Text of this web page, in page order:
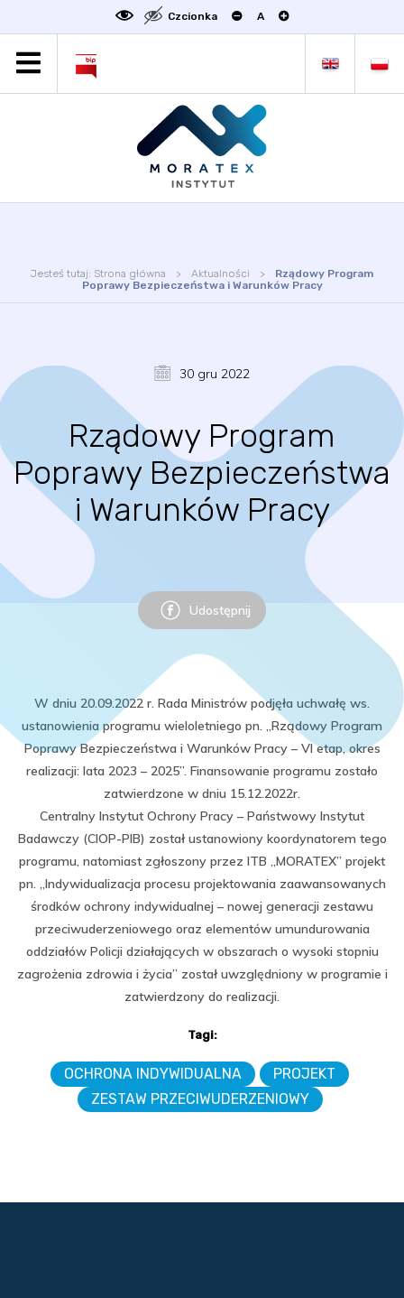
Czcionka A
SCIENCE4BUSINESS
Jesteś tutaj: Strona główna Aktualności
Rządowy Program
Poprawy Bezpieczeństwa i Warunków Pracy
30 gru 2022
Rządowy Program
Poprawy Bezpieczeństwa
i Warunków Pracy
Udostępnij
W dniu 20.09.2022 r. Rada Ministrów podjęła uchwałę ws.
ustanowienia programu wieloletniego pn. „Rządowy Program
Poprawy Bezpieczeństwa i Warunków Pracy – VI etap, okres
realizacji: lata 2023 – 2025”. Finansowanie programu zostało
zatwierdzone w dniu 15.12.2022r.
Centralny Instytut Ochrony Pracy – Państwowy Instytut
Badawczy (CIOP-PIB) został ustanowiony koordynatorem tego
programu, natomiast zgłoszony przez ITB „MORATEX” projekt
pn. „Indywidualizacja procesu projektowania zaawansowanych
środków ochrony indywidualnej – nowej generacji zestawu
przeciwuderzeniowego oraz elementów umundurowania
oddziałów Policji działających w obszarach o wysoki stopniu
zagrożenia zdrowia i życia” został uwzględniony w programie i
zatwierdzony do realizacji.
Tagi:
OCHRONA INDYWIDUALNA
PROJEKT
ZESTAW PRZECIWUDERZENIOWY